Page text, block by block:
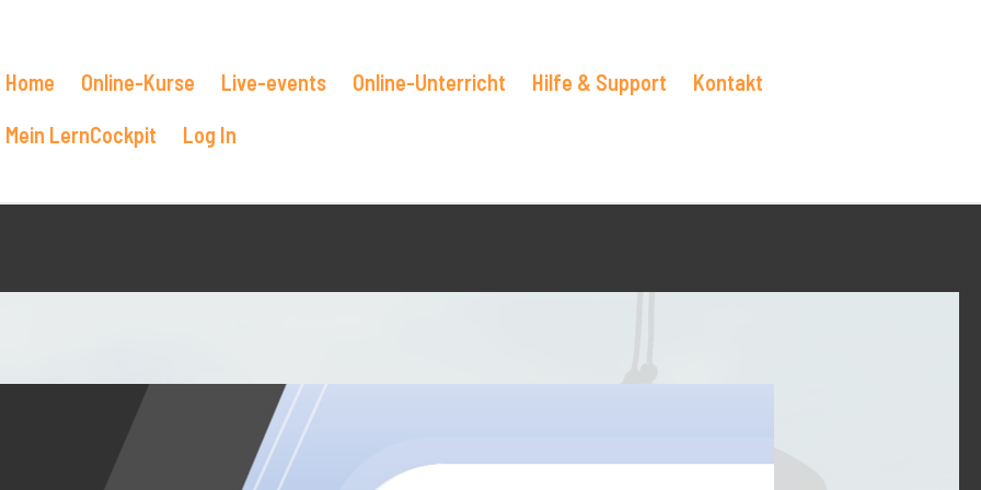
Home Online-Kurse Live-events Online-Unterricht Hilfe & Support
Kontakt
Mein LernCockpit
Log In